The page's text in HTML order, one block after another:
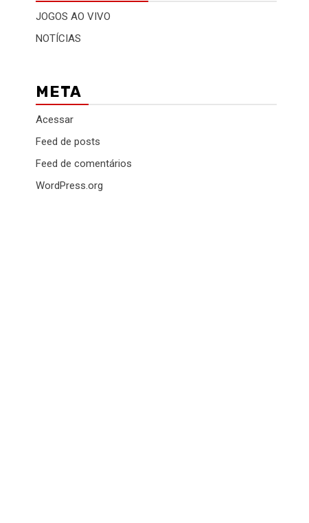
JOGOS AO VIVO
NOTÍCIAS
META
Acessar
Feed de posts
Feed de comentários
WordPress.org